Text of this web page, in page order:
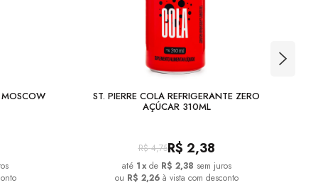
ST. PIERRE COLA REFRIGERANTE ZERO
AÇÚCAR 310ML
R$ 4,75R$ 2,38
1x de R$ 2,38 sem juros
ou R$ 2,26à vista com desconto